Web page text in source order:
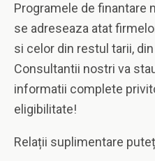
Programele de finantare
se adreseaza atat
si celor din restul tarii,
Consultantii nostri va
informatii complete
eligibilitate!
Relații suplimentare